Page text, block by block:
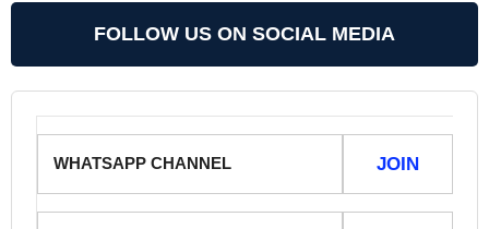
FOLLOW US ON SOCIAL MEDIA
WHATSAPP CHANNEL JOIN